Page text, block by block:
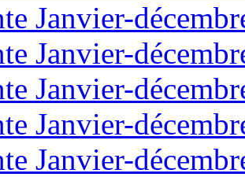
Janvier-
Janvier-
Janvier-
Janvier-
Janvier-